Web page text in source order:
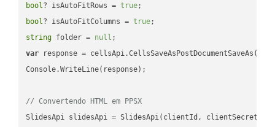
bool? isAutoFitRows = true
bool? isAutoFitColumns = true
string folder = null
var response =
Console.WriteLine(response);
// Convertendo HTML em PPSX
SlidesApi slidesApi = SlidesApi(clientId, clientSecret);